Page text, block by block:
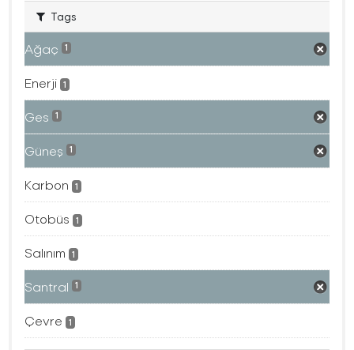
Tags
Ağaç 1
Enerji 1
Ges 1
Güneş 1
Karbon 1
Otobüs 1
Salınım 1
Santral 1
Çevre 1